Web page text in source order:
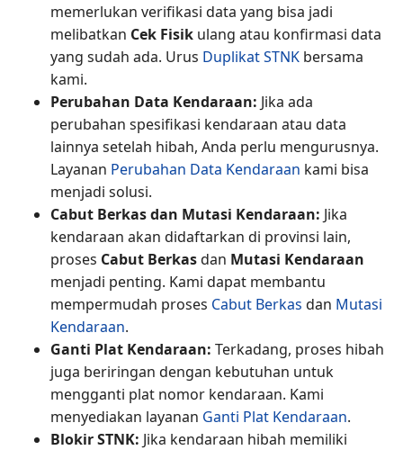
memerlukan verifikasi data yang bisa jadi
melibatkan Cek Fisik ulang atau konfirmasi data
yang sudah ada. Urus Duplikat STNK bersama
kami.
Perubahan Data Kendaraan: Jika ada
perubahan spesifikasi kendaraan atau data
lainnya setelah hibah, Anda perlu mengurusnya.
Layanan Perubahan Data Kendaraan kami bisa
menjadi solusi.
Cabut Berkas dan Mutasi Kendaraan: Jika
kendaraan akan didaftarkan di provinsi lain,
proses Cabut Berkasdan Mutasi Kendaraan
menjadi penting. Kami dapat membantu
mempermudah proses Cabut Berkas dan Mutasi
Kendaraan.
Ganti Plat Kendaraan: Terkadang, proses hibah
juga beriringan dengan kebutuhan untuk
mengganti plat nomor kendaraan. Kami
menyediakan layanan Ganti Plat Kendaraan.
Blokir STNK: Jika kendaraan hibah memiliki